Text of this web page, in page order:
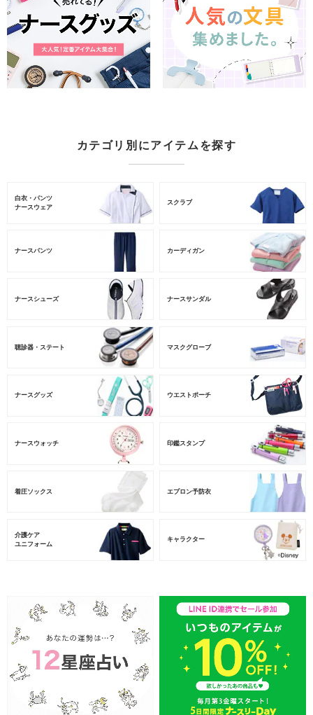
カテゴリ別にアイテムを探す
白衣・パンツ
ナースウェア
スクラブ
ナースパンツ カーディガン
ナースシューズ ナースサンダル
聴診器・ステート マスクグローブ
ナースグッズ ウエストポーチ
ナースウォッチ 印鑑スタンプ
着圧ソックス エプロン予防衣
介護ケア
ユニフォーム
キャラクター